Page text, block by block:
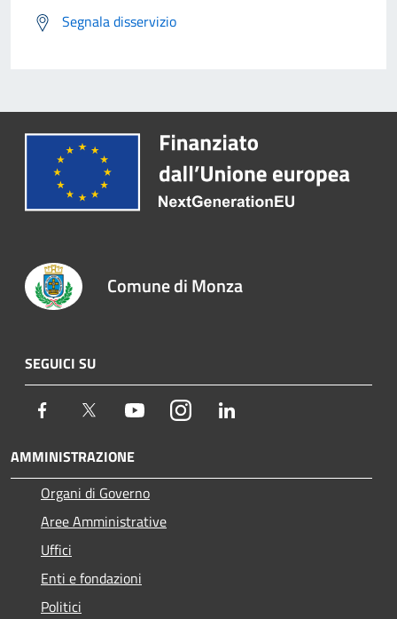
Segnala disservizio
Comune di Monza
SEGUICI SU
Facebook Twitter YoutubeInstagram
AMMINISTRAZIONE
Organi di Governo
Aree Amministrative
Uffici
Enti e fondazioni
Politici